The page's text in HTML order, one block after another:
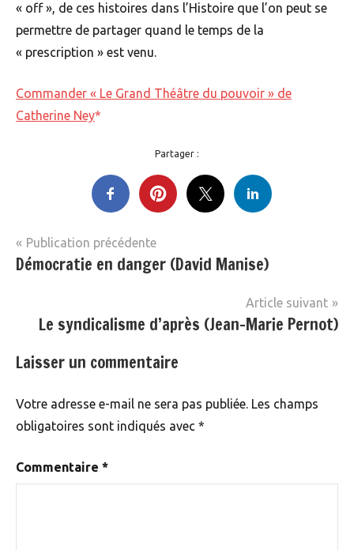
« off », de ces histoires dans l’Histoire que l’on peut se
permettre de partager quand le temps de la
« prescription » est venu.
Commander « Le Grand Théâtre du pouvoir » de
Catherine Ney
Partager :
Livres
Navigation
de
Publication précédente
Démocratie en danger (David Manise)
Article suivant
Le syndicalisme d’après (Jean-Marie Pernot)
Laisser un commentaire
Votre adresse e-mail ne sera pas publiée. Les champs
obligatoires sont indiqués avec *
Commentaire *